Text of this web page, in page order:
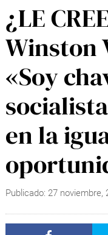
¿LE
Winston
«Soy
en la
Publicado: 27 noviembre,